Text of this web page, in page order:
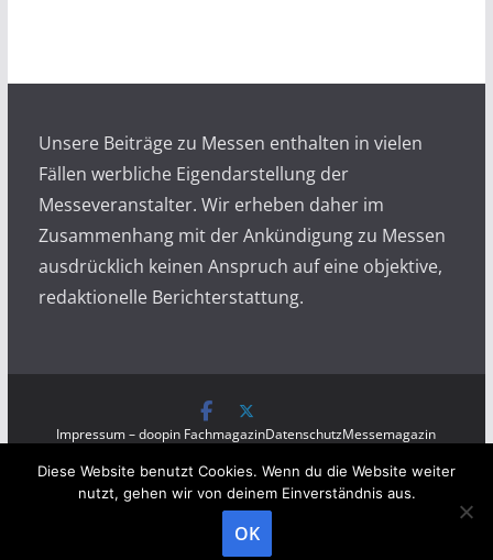
Unsere Beiträge zu Messen enthalten in vielen
Fällen werbliche Eigendarstellung der
Messeveranstalter. Wir erheben daher im
Zusammenhang mit der Ankündigung zu Messen
ausdrücklich keinen Anspruch auf eine objektive,
redaktionelle Berichterstattung.
Impressum – doopin FachmagazinDatenschutzMessemagazin
Copyright © 2026Messen auf doopin.de. All rights
reserved.
Diese Website benutzt Cookies. Wenn du die Website weiter
nutzt, gehen wir von deinem Einverständnis aus.
OK